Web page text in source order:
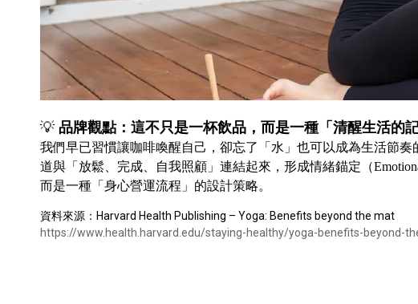
💡 品牌觀點：這不只是⼀杯飲品，⽽是⼀種「清醒⽣活的記
我們早已習慣讓咖啡喚醒⾃⼰，卻忘了「⽔」也可以成為⽣活節
道與「放鬆、完成、⾃我照顧」連結起來，形成情緒錨定（
⽽是⼀種「身⼼營運流程」的設計策略。
資料來源： Harvard Health Publishing – Yoga: Benefits beyond the mat
https://www.health.harvard.edu/staying-healthy/yoga-benefits-beyond-